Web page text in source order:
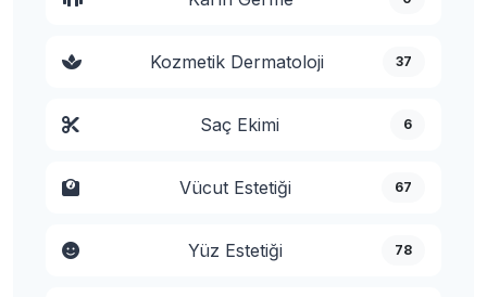
Kozmetik Dermatoloji 37
Saç Ekimi 6
Vücut Estetiği 67
Yüz Estetiği 78